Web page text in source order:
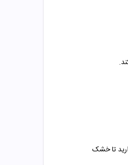
تا خشک